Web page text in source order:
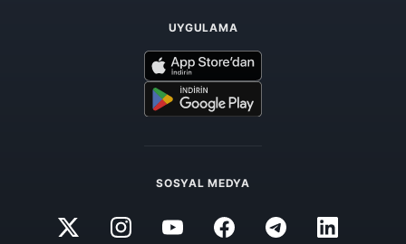
UYGULAMA
SOSYAL MEDYA